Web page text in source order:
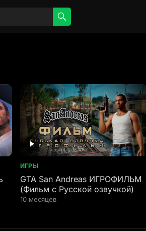
ИГРЫ
GTA San Andreas ИГРОФИЛЬМ
(Фильм с Русской озвучкой)
10 месяцев